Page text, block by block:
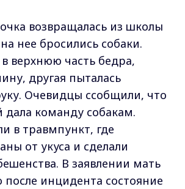
возвращалась из школы
нее бросились собаки.
верхнюю часть бедра,
другая пыталась
Очевидцы ссобщили, что
дала команду собакам.
в травмпункт, где
от укуса и сделали
В заявлении мать
после инцидента состояние